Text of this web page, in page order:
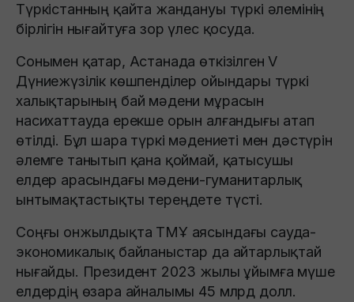
Түркістанның қайта жандануы түркі әлемінің
бірлігін нығайтуға зор үлес қосуда.
Сонымен қатар, Астанада өткізілген V
Дүниежүзілік көшпенділер ойындары түркі
халықтарының бай мәдени мұрасын
насихаттауда ерекше орын алғандығы атап
өтілді. Бұл шара түркі мәдениеті мен дәстүрін
әлемге танытып қана қоймай, қатысушы
елдер арасындағы мәдени-гуманитарлық
ынтымақтастықты тереңдете түсті.
Соңғы онжылдықта ТМҰ аясындағы сауда-
экономикалық байланыстар да айтарлықтай
нығайды. Президент 2023 жылы ұйымға мүше
елдердің өзара айналымы 45 млрд долл.